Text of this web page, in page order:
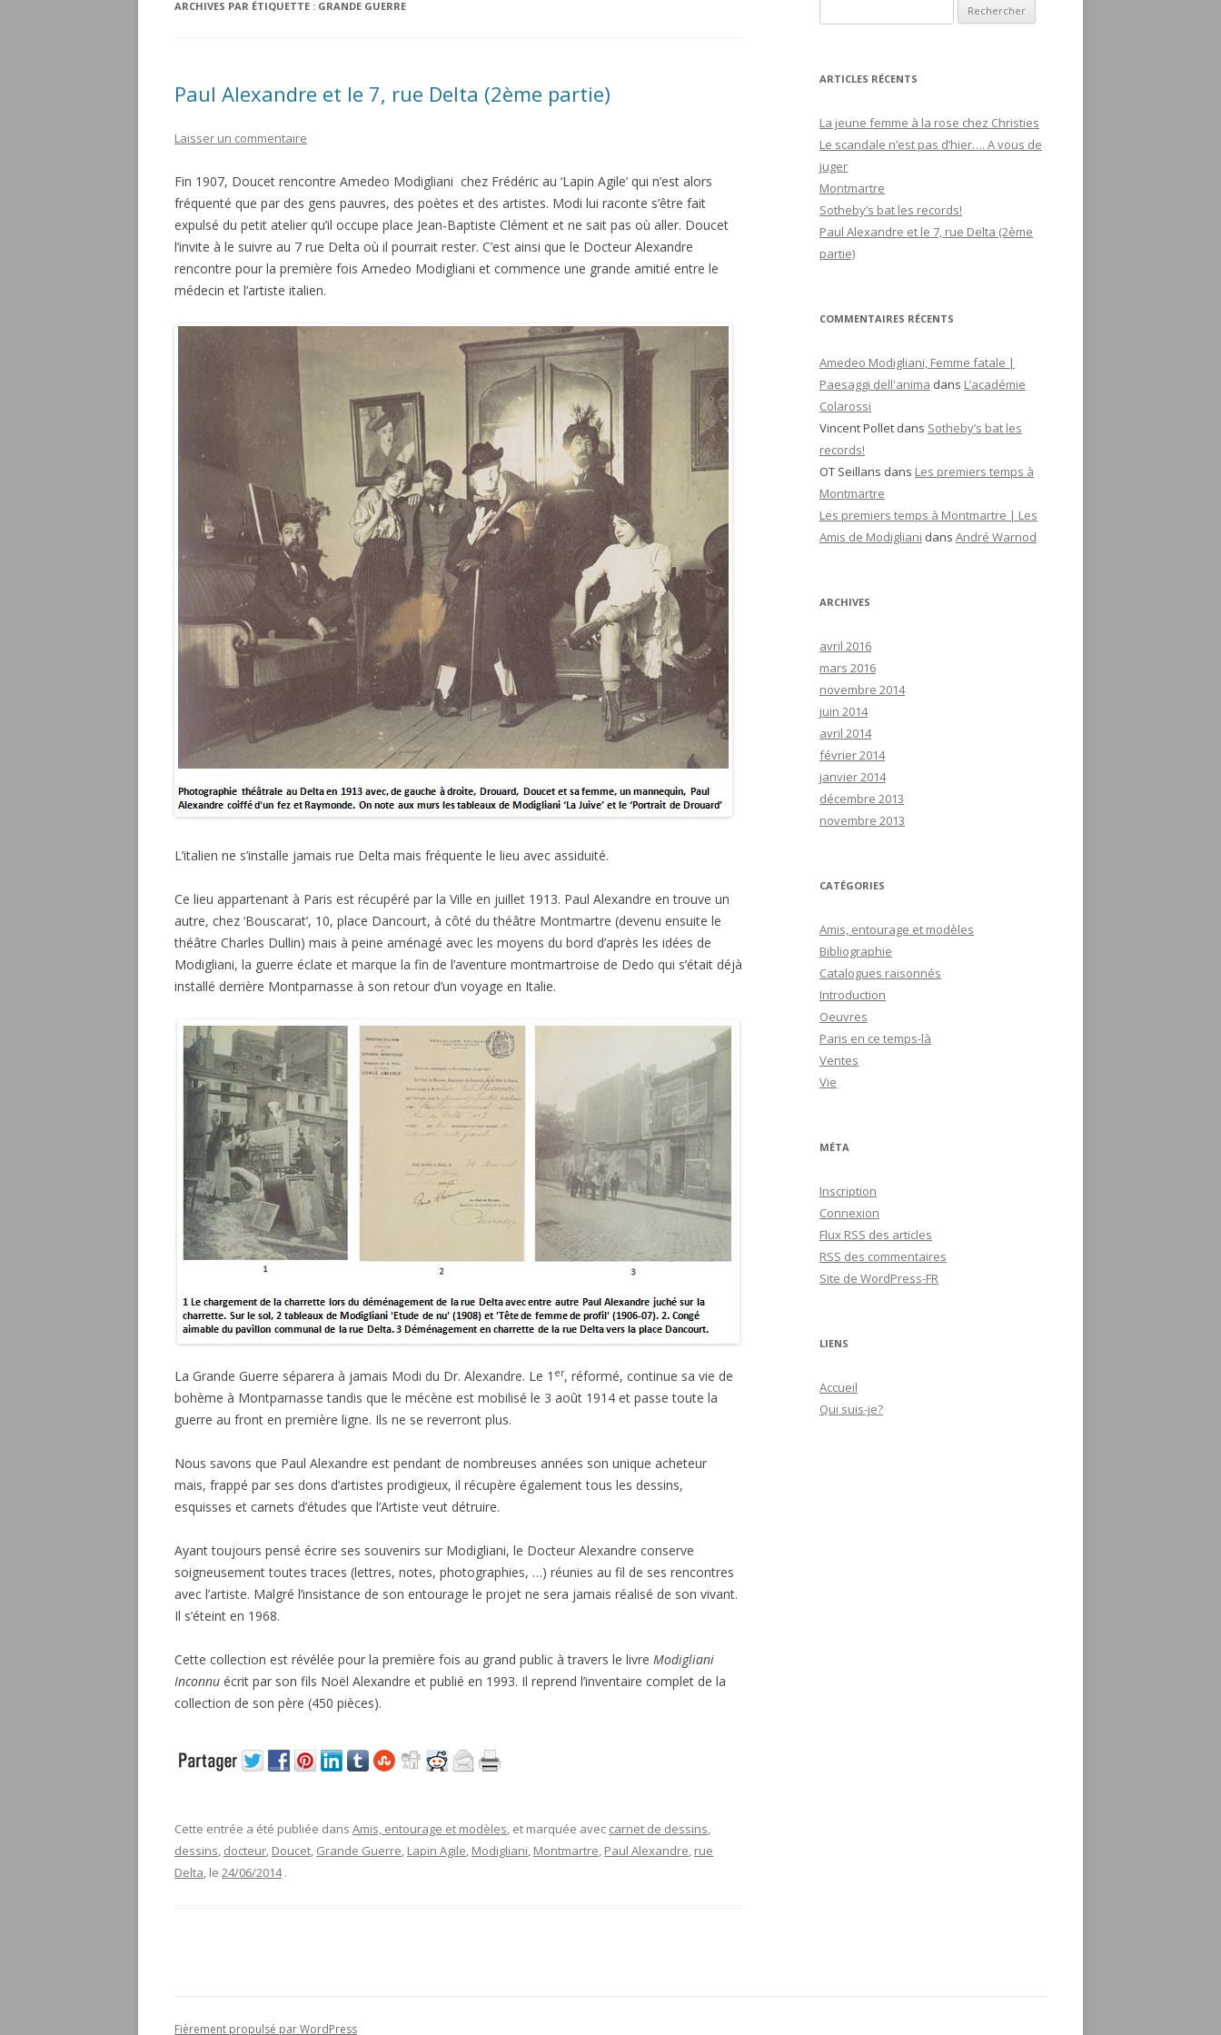
ARCHIVES PAR ÉTIQUETTE : GRANDE GUERRE
Paul Alexandre et le 7, rue Delta (2ème partie)
Laisser un commentaire
Fin 1907, Doucet rencontre Amedeo Modigliani chez Frédéric au ‘Lapin Agile’ qui n’est alors
fréquenté que par des gens pauvres, des poètes et des artistes. Modi lui raconte s’être fait
expulsé du petit atelier qu’il occupe place Jean-Baptiste Clément et ne sait pas où aller. Doucet
l’invite à le suivre au 7 rue Delta où il pourrait rester. C’est ainsi que le Docteur Alexandre
rencontre pour la première fois Amedeo Modigliani et commence une grande amitié entre le
médecin et l’artiste italien.
L’italien ne s’installe jamais rue Delta mais fréquente le lieu avec assiduité.
Ce lieu appartenant à Paris est récupéré par la Ville en juillet 1913. Paul Alexandre en trouve un
autre, chez ‘Bouscarat’, 10, place Dancourt, à côté du théâtre Montmartre (devenu ensuite le
théâtre Charles Dullin) mais à peine aménagé avec les moyens du bord d’après les idées de
Modigliani, la guerre éclate et marque la fin de l’aventure montmartroise de Dedo qui s’était déjà
installé derrière Montparnasse à son retour d’un voyage en Italie.
La Grande Guerre séparera à jamais Modi du Dr. Alexandre. Le 1 er, réformé, continue sa vie de
bohème à Montparnasse tandis que le mécène est mobilisé le 3 août 1914 et passe toute la
guerre au front en première ligne. Ils ne se reverront plus.
Nous savons que Paul Alexandre est pendant de nombreuses années son unique acheteur
mais, frappé par ses dons d’artistes prodigieux, il récupère également tous les dessins,
esquisses et carnets d’études que l’Artiste veut détruire.
Ayant toujours pensé écrire ses souvenirs sur Modigliani, le Docteur Alexandre conserve
soigneusement toutes traces (lettres, notes, photographies, …) réunies au fil de ses rencontres
avec l’artiste. Malgré l’insistance de son entourage le projet ne sera jamais réalisé de son vivant.
Il s’éteint en 1968.
Cette collection est révélée pour la première fois au grand public à travers le livre Modigliani
Inconnu écrit par son fils Noël Alexandre et publié en 1993. Il reprend l’inventaire complet de la
collection de son père (450 pièces).
Cette entrée a été publiée dans Amis, entourage et modèles, et marquée avec carnet de dessins,
dessins, docteur, Doucet, Grande Guerre, Lapin Agile, Modigliani, Montmartre, Paul Alexandre, rue
Delta, le 24/06/2014 .
e
h
r
c
h
e
r
ARTICLES RÉCENTS
La jeune femme à la rose chez Christies
Le scandale n’est pas d’hier…. A vous de
juger
Montmartre
Sotheby’s bat les records!
Paul Alexandre et le 7, rue Delta (2ème
partie)
COMMENTAIRES RÉCENTS
Amedeo Modigliani, Femme fatale |
Paesaggi dell'anima dans L’académie
Colarossi
Vincent Pollet dans Sotheby’s bat les
records!
OT Seillans dans Les premiers temps à
Montmartre
Les premiers temps à Montmartre | Les
Amis de Modigliani dans André Warnod
ARCHIVES
avril 2016
mars 2016
novembre 2014
juin 2014
avril 2014
février 2014
janvier 2014
décembre 2013
novembre 2013
CATÉGORIES
Amis, entourage et modèles
Bibliographie
Catalogues raisonnés
Introduction
Oeuvres
Paris en ce temps-là
Ventes
Vie
MÉTA
Inscription
Connexion
Flux RSS des articles
RSS des commentaires
Site de WordPress-FR
LIENS
Accueil
Qui suis-je?
Fièrement propulsé par WordPress